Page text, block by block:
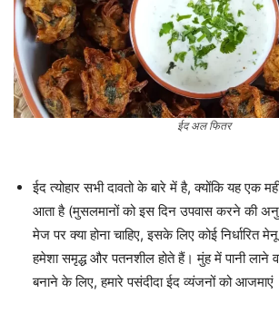
ईद अल फितर
ईद त्योहार सभी दावतो के बारे में है, क्योंकि यह एक
आता है (मुसलमानों को इस दिन उपवास करने की
मेज पर क्या होना चाहिए, इसके लिए कोई निर्धारित
हमेशा समृद्ध और पतनशील होते हैं। मुंह में पानी लाने
बनाने के लिए, हमारे पसंदीदा ईद व्यंजनों को आजमाएं